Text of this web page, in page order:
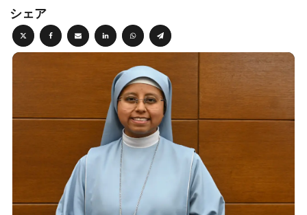
シェア